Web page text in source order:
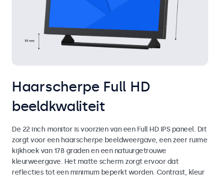
Haarscherpe Full HD
beeldkwaliteit
De 22 inch monitor is voorzien van een Full HD IPS paneel. Dit
zorgt voor een haarscherpe beeldweergave, een zeer ruime
kijkhoek van 178 graden en een natuurgetrouwe
kleurweergave. Het matte scherm zorgt ervoor dat
reflecties tot een minimum beperkt worden. Contrast, kleur